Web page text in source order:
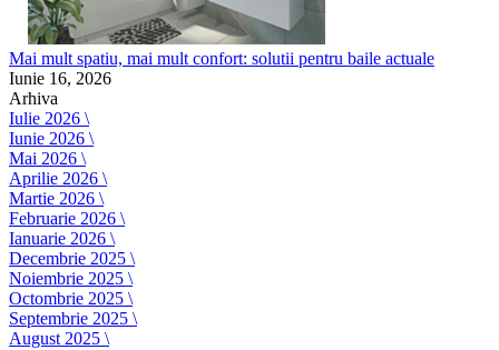
Mai mult spatiu, mai mult confort: solutii pentru baile actuale
Iunie 16, 2026
Arhiva
Iulie 2026 \
Iunie 2026 \
Mai 2026 \
Aprilie 2026 \
Martie 2026 \
Februarie 2026 \
Ianuarie 2026 \
Decembrie 2025 \
Noiembrie 2025 \
Octombrie 2025 \
Septembrie 2025 \
August 2025 \